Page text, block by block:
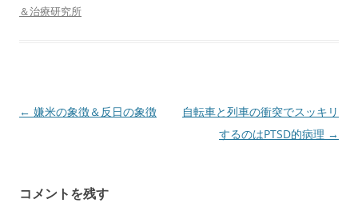
＆治療研究所
投
ゲ
← 嫌米の象徴＆反日の象徴
自転車と列車の衝突でスッキリ
するのはPTSD的病理 →
コメントを残す